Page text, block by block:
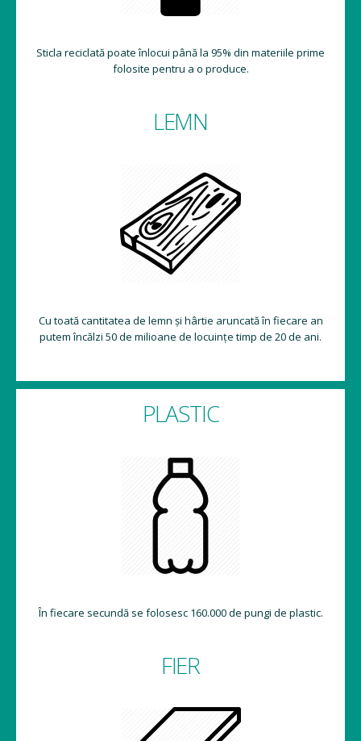
Sticla reciclată poate înlocui până la 95% din materiile prime
folosite pentru a o produce.
LEMN
Cu toată cantitatea de lemn și hârtie aruncată în fiecare an
putem încălzi 50 de milioane de locuințe timp de 20 de ani.
PLASTIC
În fiecare secundă se folosesc 160.000 de pungi de plastic.
FIER